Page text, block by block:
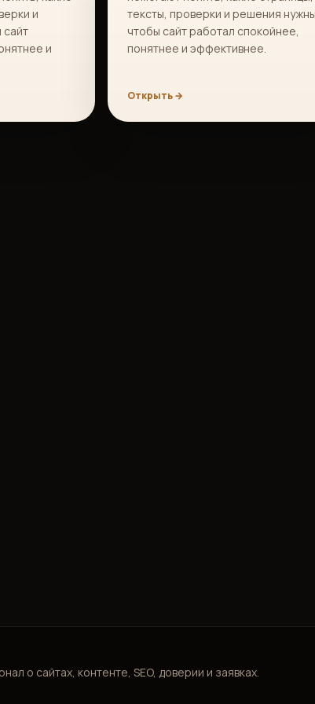
и
и
тексты, проверки и решения
чтобы сайт работал спокойнее,
понятнее и эффективнее.
Открыть →
о сайтах, контенте, SEO, доверии и заявках.